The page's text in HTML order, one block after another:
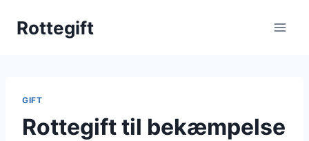
Rottegift
GIFT
Rottegift til bekæmpelse